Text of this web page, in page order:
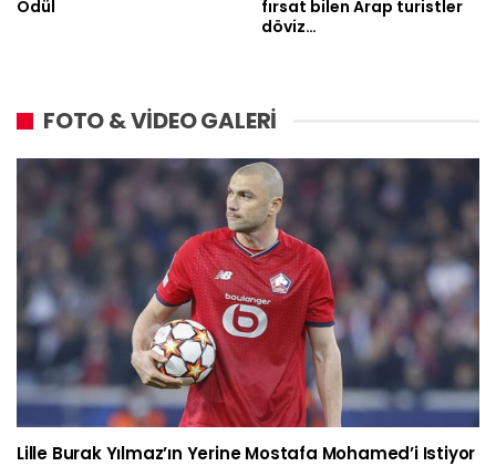
Ödül
fırsat bilen Arap turistler
döviz…
FOTO & VİDEO GALERİ
Lille Burak Yılmaz’ın Yerine Mostafa Mohamed’i Istiyor